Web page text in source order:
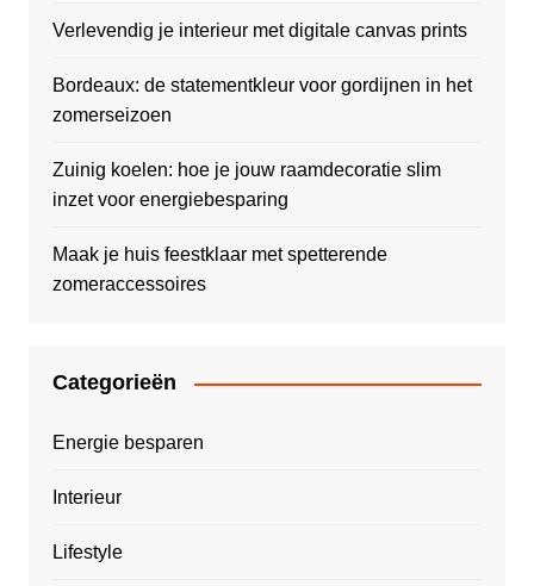
Verlevendig je interieur met digitale canvas prints
Bordeaux: de statementkleur voor gordijnen in het
zomerseizoen
Zuinig koelen: hoe je jouw raamdecoratie slim
inzet voor energiebesparing
Maak je huis feestklaar met spetterende
zomeraccessoires
Categorieën
Energie besparen
Interieur
Lifestyle